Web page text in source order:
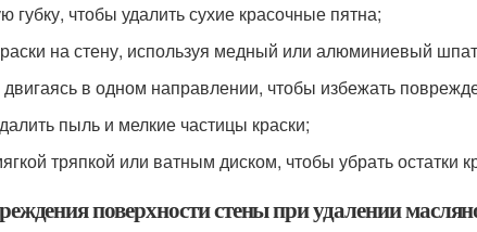
губку, чтобы удалить сухие красочные пятна;
на стену, используя медный или алюминиевый
в одном направлении, чтобы избежать
пыль и мелкие частицы краски;
тряпкой или ватным диском, чтобы убрать остатки
поверхности стены при удалении